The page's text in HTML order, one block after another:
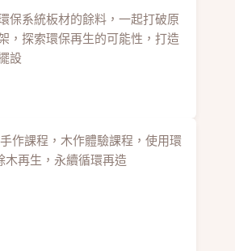
保系統板材的餘料，一起打破原
，探索環保再生的可能性，打造
設